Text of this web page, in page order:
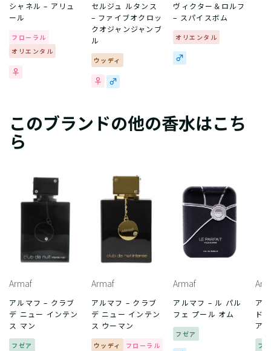
シャネル – アリュ
ール
フローラル
オリエンタル
セルジュ ルタンス
– ファイブオクロッ
クオジャンジャンブ
ル
ウッディ
ヴィクター＆ロルフ
– スパイスボム
オリエンタル
このブランドの他の香水はこち
ら
Armaf
アルマフ – クラブ
デ ニュー インテン
ス マン
フゼア
Armaf
アルマフ – クラブ
デ ニュー インテン
ス ウーマン
ウッディ フローラル
Armaf
アルマフ – ル パル
フェ プール オム
フゼア
ア
ド
ア
フ